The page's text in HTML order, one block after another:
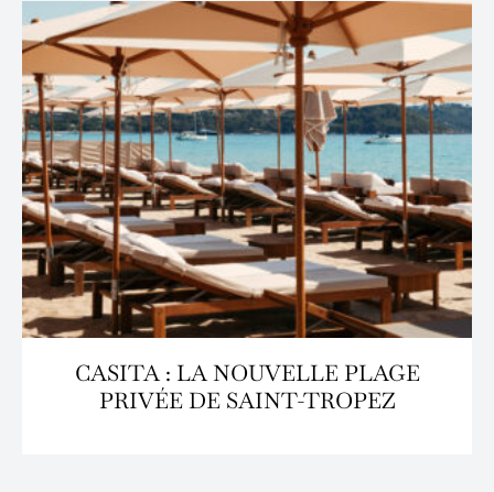
CASITA : LA NOUVELLE PLAGE
PRIVÉE DE SAINT-TROPEZ